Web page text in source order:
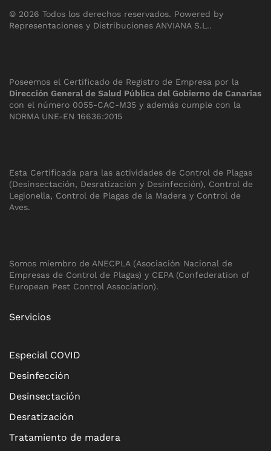
© 2026 Todos los derechos reservados. Powered by
Representaciones y Distribuciones ANVIANA S.L..
Poseemos el Certificado de Registro de Empresa por la
Dirección General de Salud Pública del Gobierno de Canarias
con el número 0055-CAC-M35 y además cumple con la
NORMA UNE-EN 16636:2015
Esta Certificada para las actividades de Control de Plagas
(Desinsectación, Desratización y Desinfección), Control de
Legionella, Control de Plagas de la Madera y Control de
Aves.
Somos miembro de ANECPLA (Asociación Nacional de
Empresas de Control de Plagas) y CEPA (Confederation of
European Pest Control Association).
Servicios
Especial COVID
Desinfección
Desinsectación
Desratización
Tratamiento de madera